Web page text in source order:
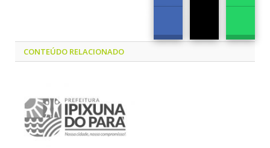
CONTEÚDO RELACIONADO